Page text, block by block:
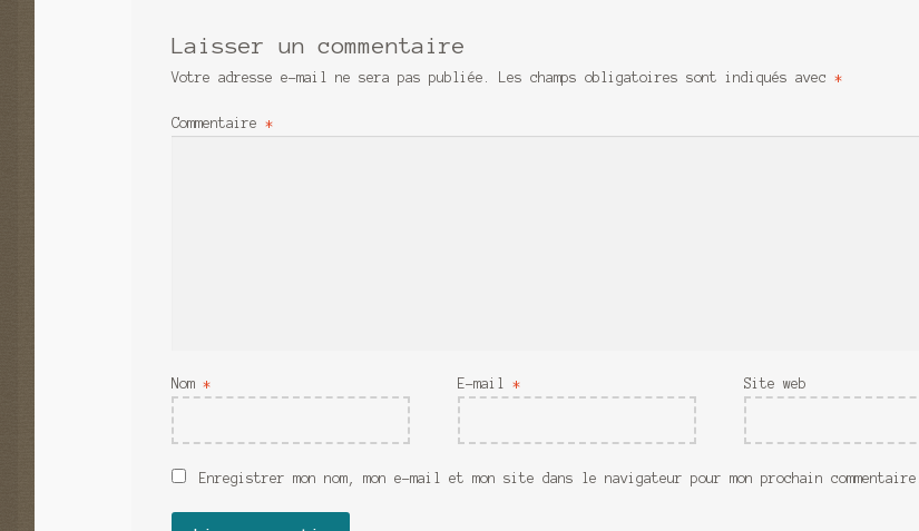
Laisser un commentaire
Votre adresse e-mail ne sera pas publiée. Les champs obligatoires sont indiqués avec*
Commentaire*
Nom* E-mail* Site web
Enregistrer mon nom, mon e-mail et mon site dans le navigateur pour mon prochain commentaire.